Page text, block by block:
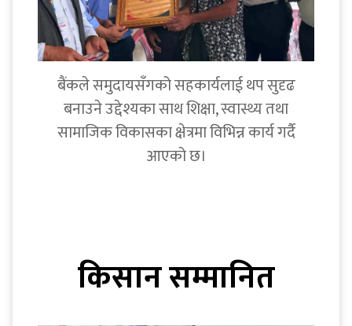
बैंकले समुदायसँगको सहकार्यलाई थप सुदृढ
बनाउने उद्देश्यका साथ शिक्षा, स्वास्थ्य तथा
सामाजिक विकासका क्षेत्रमा विभिन्न कार्य गर्दै
आएको छ।
किसान सम्मानित